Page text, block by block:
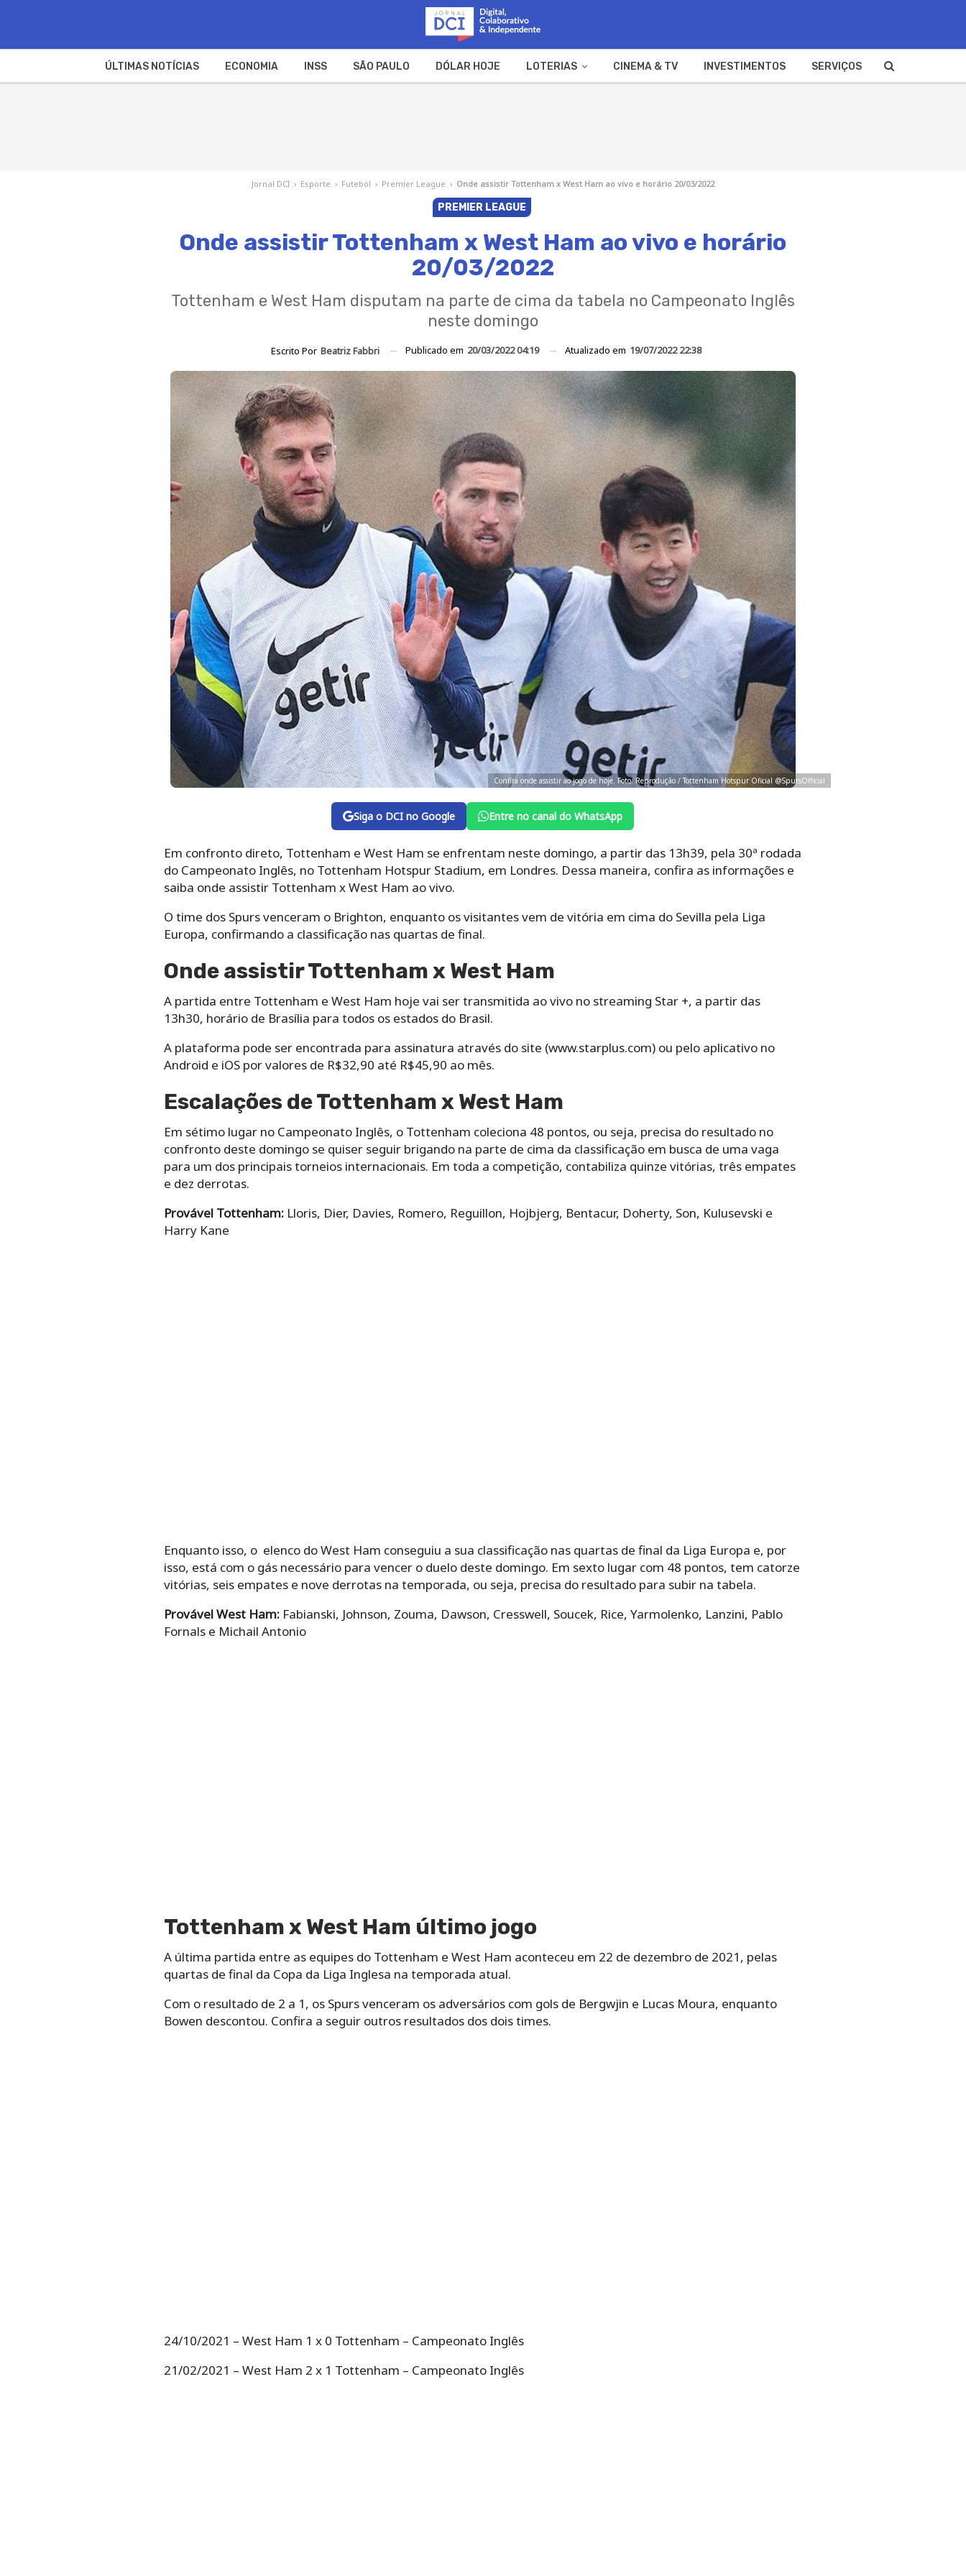
ÚLTIMAS NOTÍCIAS ECONOMIA INSS SÃO PAULO DÓLAR HOJE LOTERIAS CINEMA & TV INVESTIMENTOS SERVIÇOS
Jornal DCI › Esporte › Futebol › Premier League › Onde assistir Tottenham x West Ham ao vivo e horário 20/03/2022
PREMIER LEAGUE
Onde assistir Tottenham x West Ham ao vivo e horário
20/03/2022
Tottenham e West Ham disputam na parte de cima da tabela no Campeonato Inglês
neste domingo
Escrito Por Beatriz Fabbri Publicado em 20/03/2022 04:19 Atualizado em 19/07/2022 22:38
Confira onde assistir ao jogo de hoje. Foto: Reprodução / Tottenham Hotspur Oficial @SpursOfficial
Siga o DCI no Google Entre no canal do WhatsApp
Em confronto direto, Tottenham e West Ham se enfrentam neste domingo, a partir das 13h39, pela 30ª rodada
do Campeonato Inglês, no Tottenham Hotspur Stadium, em Londres. Dessa maneira, confira as informações e
saiba onde assistir Tottenham x West Ham ao vivo.
O time dos Spurs venceram o Brighton, enquanto os visitantes vem de vitória em cima do Sevilla pela Liga
Europa, confirmando a classificação nas quartas de final.
Onde assistir Tottenham x West Ham
A partida entre Tottenham e West Ham hoje vai ser transmitida ao vivo no streaming Star +, a partir das
13h30, horário de Brasília para todos os estados do Brasil.
A plataforma pode ser encontrada para assinatura através do site (www.starplus.com) ou pelo aplicativo no
Android e iOS por valores de R$32,90 até R$45,90 ao mês.
Escalações de Tottenham x West Ham
Em sétimo lugar no Campeonato Inglês, o Tottenham coleciona 48 pontos, ou seja, precisa do resultado no
confronto deste domingo se quiser seguir brigando na parte de cima da classificação em busca de uma vaga
para um dos principais torneios internacionais. Em toda a competição, contabiliza quinze vitórias, três empates
e dez derrotas.
Provável Tottenham: Lloris, Dier, Davies, Romero, Reguillon, Hojbjerg, Bentacur, Doherty, Son, Kulusevski e
Harry Kane
Enquanto isso, o elenco do West Ham conseguiu a sua classificação nas quartas de final da Liga Europa e, por
isso, está com o gás necessário para vencer o duelo deste domingo. Em sexto lugar com 48 pontos, tem catorze
vitórias, seis empates e nove derrotas na temporada, ou seja, precisa do resultado para subir na tabela.
Provável West Ham:Fabianski, Johnson, Zouma, Dawson, Cresswell, Soucek, Rice, Yarmolenko, Lanzini, Pablo
Fornals e Michail Antonio
Tottenham x West Ham último jogo
A última partida entre as equipes do Tottenham e West Ham aconteceu em 22 de dezembro de 2021, pelas
quartas de final da Copa da Liga Inglesa na temporada atual.
Com o resultado de 2 a 1, os Spurs venceram os adversários com gols de Bergwjin e Lucas Moura, enquanto
Bowen descontou. Confira a seguir outros resultados dos dois times.
24/10/2021 – West Ham 1 x 0 Tottenham – Campeonato Inglês
21/02/2021 – West Ham 2 x 1 Tottenham – Campeonato Inglês